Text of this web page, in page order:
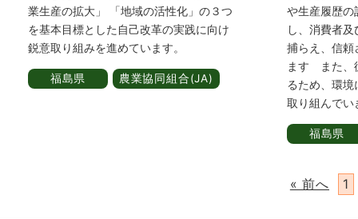
業生産の拡大」 「地域の活性化」の３つ
を基本目標とした自己改革の実践に向け
鋭意取り組みを進めています。
福島県 農業協同組合(JA)
や生産履歴の
し、消費者
捕らえ、信頼
ます また、
るため、環
取り組んでい
福島県
« 前へ 1